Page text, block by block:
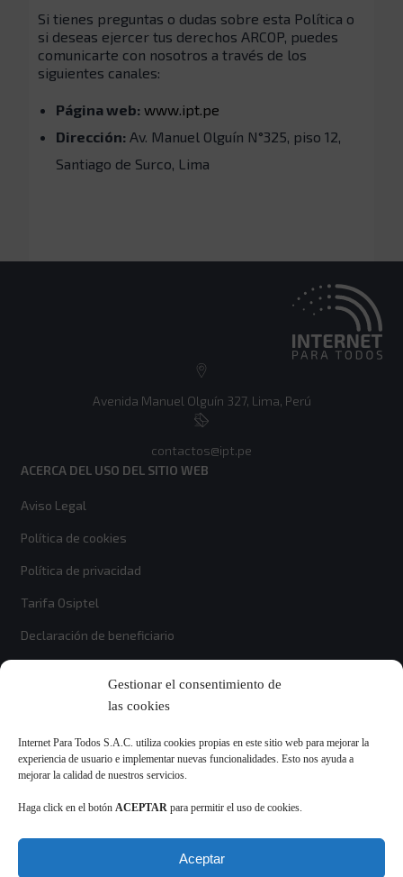
Gestionar el consentimiento de
las cookies
Internet Para Todos S.A.C. utiliza cookies propias en este sitio web para mejorar la
experiencia de usuario e implementar nuevas funcionalidades. Esto nos ayuda a
mejorar la calidad de nuestros servicios.
Haga click en el botón ACEPTAR para permitir el uso de cookies.
Aceptar
Si tienes preguntas o dudas sobre esta Política o
si deseas ejercer tus derechos ARCOP, puedes
comunicarte con nosotros a través de los
siguientes canales:
Página web: www.ipt.pe
Dirección: Av. Manuel Olguín N°325, piso 12,
Santiago de Surco, Lima
Avenida Manuel Olguín 327, Lima, Perú
contactos@ipt.pe
ACERCA DEL USO DEL SITIO WEB
Aviso Legal
Política de cookies
Política de privacidad
Tarifa Osiptel
Declaración de beneficiario
Enviar